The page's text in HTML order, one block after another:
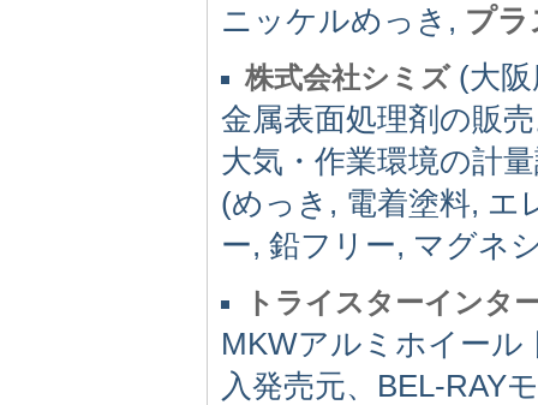
ニッケルめっき, プ
株式会社シミズ(大阪
金属表面処理剤の販
大気・作業環境の計
(めっき, 電着塗料, エ
ー, 鉛フリー, マグネ
トライスターインタ
MKWアルミホイール
入発売元、BEL-RAY